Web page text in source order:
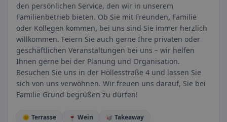
den persönlichen Service, den wir in unserem
Familienbetrieb bieten. Ob Sie mit Freunden, Familie
oder Kollegen kommen, bei uns sind Sie immer herzlich
willkommen. Feiern Sie auch gerne Ihre privaten oder
geschäftlichen Veranstaltungen bei uns – wir helfen
Ihnen gerne bei der Planung und Organisation.
Besuchen Sie uns in der Höllesstraße 4 und lassen Sie
sich von uns verwöhnen. Wir freuen uns darauf, Sie bei
Familie Grund begrüßen zu dürfen!
🌞 Terrasse 🍷 Wein
🥡 Takeaway